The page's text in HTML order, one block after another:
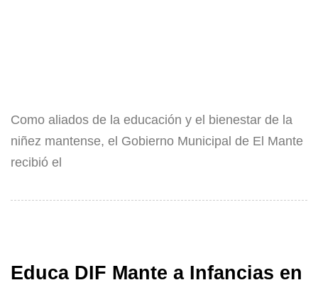
Como aliados de la educación y el bienestar de la
niñez mantense, el Gobierno Municipal de El Mante
recibió el
Educa DIF Mante a Infancias en